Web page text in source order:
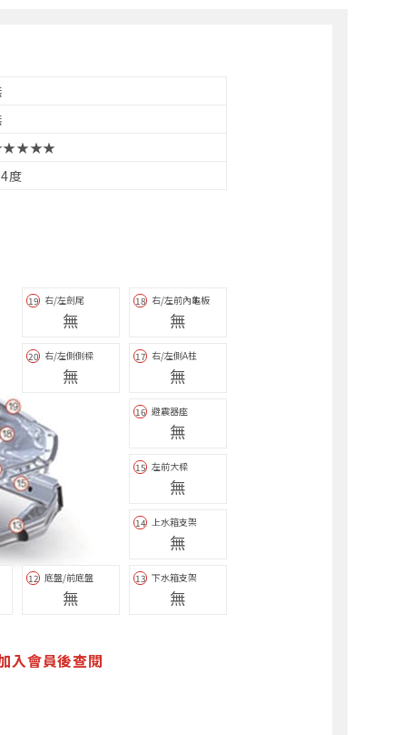
度
12 底盤/前底盤
無
13 下水箱支架
無
14 上水箱支架
無
15 左前大樑
無
16 避震器座
無
17 右/左側A柱
無
18 右/左前內龜板
無
19 右/左劍尾
無
20 右/左側側樑
無
入會員後查閱